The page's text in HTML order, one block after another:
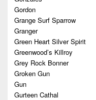
Gordon
Grange Surf Sparrow
Granger
Green Heart Silver Spirit
Greenwood’s Killroy
Grey Rock Bonner
Groken Gun
Gun
Gurteen Cathal